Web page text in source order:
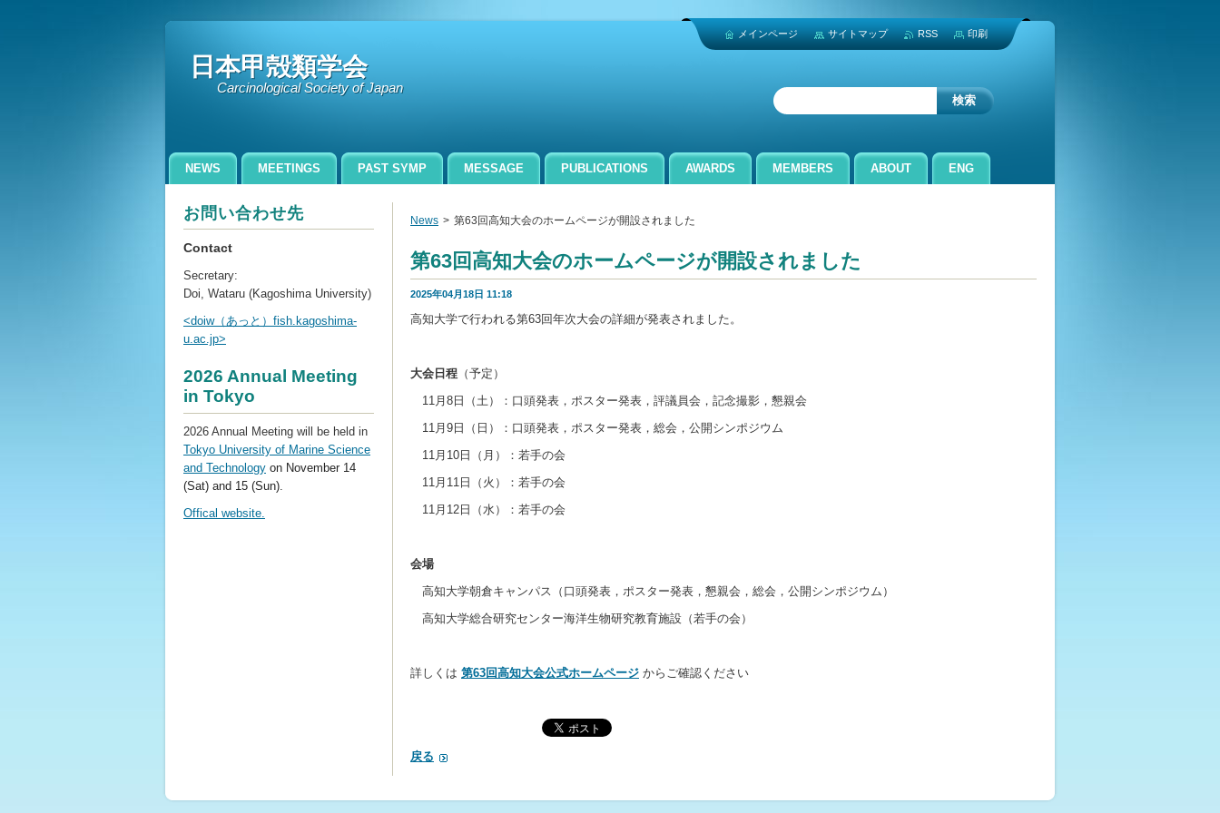
日本甲殻類学会
Carcinological Society of Japan
News > 第63回高知大会のホームページが開設されました
第63回高知大会のホームページが開設されました
2025年04月18日 11:18
高知大学で行われる第63回年次大会の詳細が発表されました。
大会日程 （予定）
11月8日（土）：口頭発表，ポスター発表，評議員会，記念撮影，懇親会
11月9日（日）：口頭発表，ポスター発表，総会，公開シンポジウム
11月10日（月）：若手の会
11月11日（火）：若手の会
11月12日（水）：若手の会
会場
高知大学朝倉キャンパス（口頭発表，ポスター発表，懇親会，総会，公開シンポジウム）
高知大学総合研究センター海洋生物研究教育施設（若手の会）
詳しくは 第63回高知大会公式ホームページ からご確認ください
戻る
お問い合わせ先
Contact
Secretary:
Doi, Wataru (Kagoshima University)
<doiw（あっと）fish.kagoshima-
u.ac.jp>
2026 Annual Meeting
in Tokyo
2026 Annual Meeting will be held in
Tokyo University of Marine Science
and Technology on November 14
(Sat) and 15 (Sun).
Offical website.
NEWS MEETINGS PAST SYMP MESSAGE PUBLICATIONS AWARDS MEMBERS ABOUT ENG
メインページ サイトマップ RSS 印刷